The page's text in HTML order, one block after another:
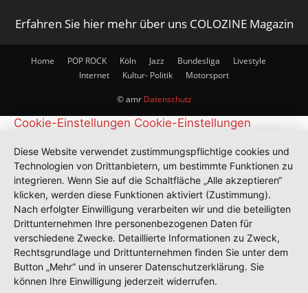
Erfahren Sie hier mehr über uns COLOZINE Magazin
Home POP ROCK Köln Jazz Bundesliga
Livestyle
Internet
Kultur- Politik Motorsport
© amr Datenschutz
Cookie-Einstellungen Cookie-Einstellungen
Diese Website verwendet zustimmungspflichtige cookies und
Technologien von Drittanbietern, um bestimmte Funktionen zu
integrieren. Wenn Sie auf die Schaltfläche „Alle akzeptieren“
klicken, werden diese Funktionen aktiviert (Zustimmung).
Nach erfolgter Einwilligung verarbeiten wir und die beteiligten
Drittunternehmen Ihre personenbezogenen Daten für
verschiedene Zwecke. Detaillierte Informationen zu Zweck,
Rechtsgrundlage und Drittunternehmen finden Sie unter dem
Button „Mehr“ und in unserer Datenschutzerklärung. Sie
können Ihre Einwilligung jederzeit widerrufen.